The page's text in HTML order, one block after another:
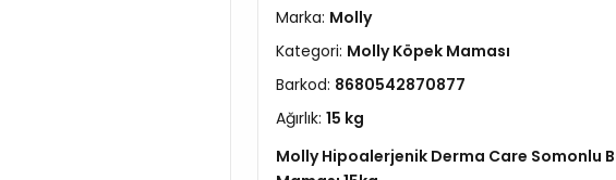
Marka: Molly
Kategori: Molly Köpek Maması
Barkod: 8680542870877
Ağırlık: 15 kg
Molly Hipoalerjenik Derma Care Somonlu